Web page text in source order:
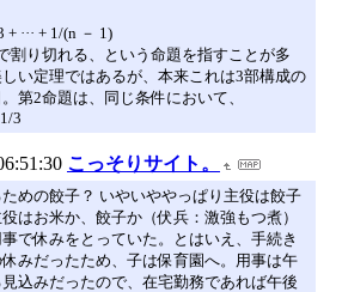
··· + 1/(n － 1)
割り切れる、という命題を指すことが多
い定理ではあるが、本来これは3部構成の
第2命題は、同じ条件において、
3
こっそりサイト。
めの餃子？ いやいややっぱり主役は餃子
はお米か、餃子か（伏兵：激強もつ煮）
で休みをとっていた。とはいえ、手続き
みだったため、子は保育園へ。用事は午
込みだったので、在宅勤務であれば午後